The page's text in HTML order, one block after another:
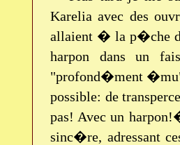
Karelia avec des
allaient � la p�che
harpon dans un
"profond�ment
possible: de
pas! Avec un
sinc�re, adressant